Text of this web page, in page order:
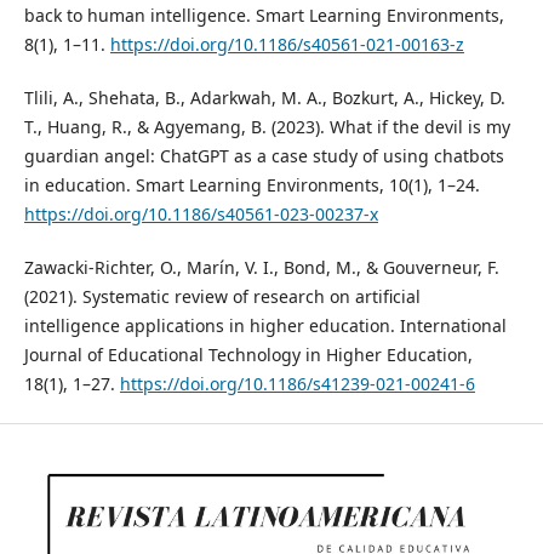
back to human intelligence. Smart Learning Environments,
8(1), 1–11. https://doi.org/10.1186/s40561-021-00163-z
Tlili, A., Shehata, B., Adarkwah, M. A., Bozkurt, A., Hickey, D.
T., Huang, R., & Agyemang, B. (2023). What if the devil is my
guardian angel: ChatGPT as a case study of using chatbots
in education. Smart Learning Environments, 10(1), 1–24.
https://doi.org/10.1186/s40561-023-00237-x
Zawacki-Richter, O., Marín, V. I., Bond, M., & Gouverneur, F.
(2021). Systematic review of research on artificial
intelligence applications in higher education. International
Journal of Educational Technology in Higher Education,
18(1), 1–27. https://doi.org/10.1186/s41239-021-00241-6